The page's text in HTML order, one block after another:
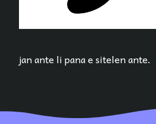
jan ante li pana e sitelen ante.